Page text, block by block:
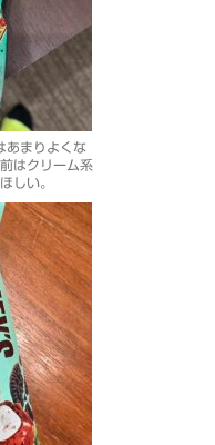
あまりよくな
はクリーム系
しい。